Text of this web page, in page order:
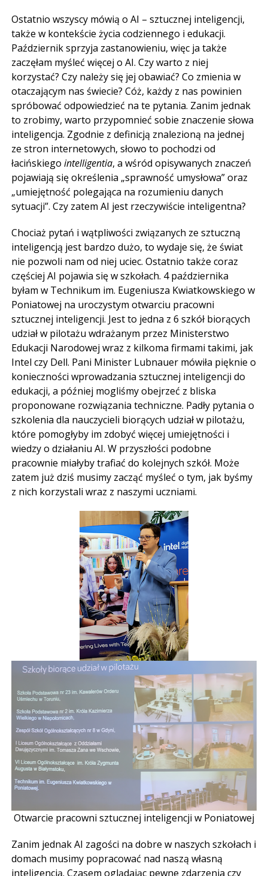
Ostatnio wszyscy mówią o AI – sztucznej inteligencji,
także w kontekście życia codziennego i edukacji.
Październik sprzyja zastanowieniu, więc ja także
zaczęłam myśleć więcej o AI. Czy warto z niej
korzystać? Czy należy się jej obawiać? Co zmienia w
otaczającym nas świecie? Cóż, każdy z nas powinien
spróbować odpowiedzieć na te pytania. Zanim jednak
to zrobimy, warto przypomnieć sobie znaczenie słowa
inteligencja. Zgodnie z definicją znalezioną na jednej
ze stron internetowych, słowo to pochodzi od
łacińskiegointelligentia, a wśród opisywanych znaczeń
pojawiają się określenia „sprawność umysłowa” oraz
„umiejętność polegająca na rozumieniu danych
sytuacji”. Czy zatem AI jest rzeczywiście inteligentna?
Chociaż pytań i wątpliwości związanych ze sztuczną
inteligencją jest bardzo dużo, to wydaje się, że świat
nie pozwoli nam od niej uciec. Ostatnio także coraz
częściej AI pojawia się w szkołach. 4 października
byłam w Technikum im. Eugeniusza Kwiatkowskiego w
Poniatowej na uroczystym otwarciu pracowni
sztucznej inteligencji. Jest to jedna z 6 szkół biorących
udział w pilotażu wdrażanym przez Ministerstwo
Edukacji Narodowej wraz z kilkoma firmami takimi, jak
Intel czy Dell. Pani Minister Lubnauer mówiła pięknie o
konieczności wprowadzania sztucznej inteligencji do
edukacji, a później mogliśmy obejrzeć z bliska
proponowane rozwiązania techniczne. Padły pytania o
szkolenia dla nauczycieli biorących udział w pilotażu,
które pomogłyby im zdobyć więcej umiejętności i
wiedzy o działaniu AI. W przyszłości podobne
pracownie miałyby trafiać do kolejnych szkół. Może
zatem już dziś musimy zacząć myśleć o tym, jak byśmy
z nich korzystali wraz z naszymi uczniami.
Otwarcie pracowni sztucznej inteligencji w Poniatowej
Zanim jednak AI zagości na dobre w naszych szkołach i
domach musimy popracować nad naszą własną
inteligencją. Czasem oglądając pewne zdarzenia czy